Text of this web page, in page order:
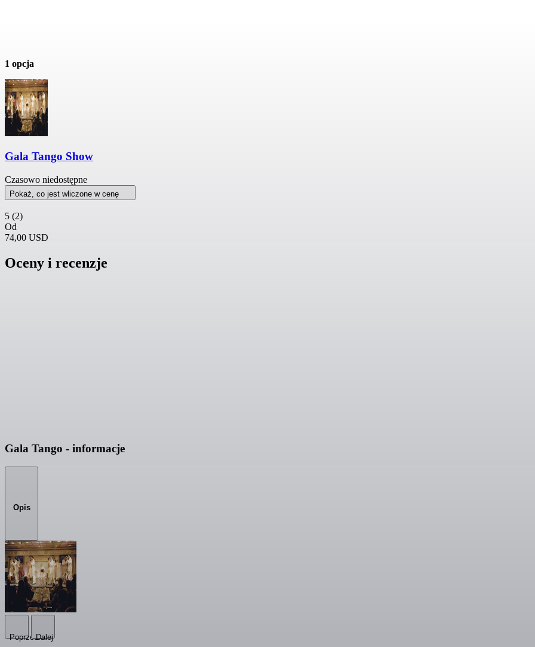
1 opcja
Gala Tango Show
Czasowo niedostępne
Pokaż, co jest wliczone w cenę
5 (2)
Od
74,00 USD
Oceny i recenzje
Gala Tango - informacje
Opis
PoprzedniDalej